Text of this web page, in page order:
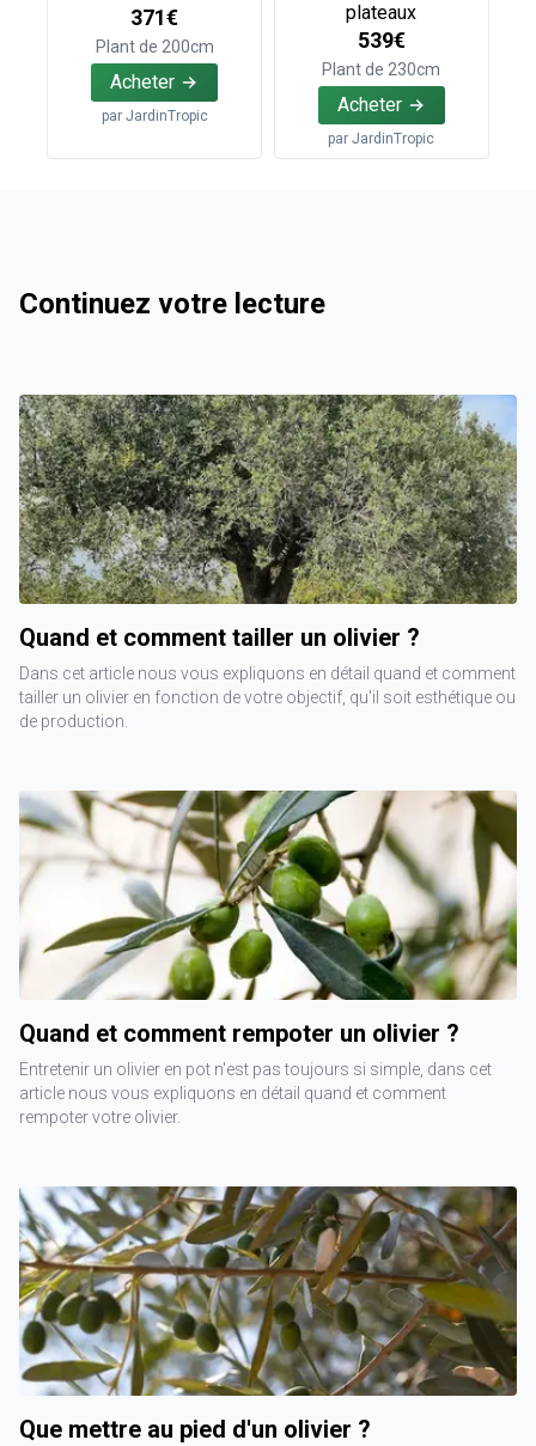
371€
Plant de 200cm
Acheter
par JardinTropic
plateaux
539€
Plant de 230cm
Acheter
parJardinTropic
Continuez votre lecture
Quand et comment tailler un olivier ?
Dans cet article nous vous expliquons en détail quand et comment
tailler un olivier en fonction de votre objectif, qu'il soit esthétique ou
de production.
Quand et comment rempoter un olivier ?
Entretenir un olivier en pot n'est pas toujours si simple, dans cet
article nous vous expliquons en détail quand et comment
rempoter votre olivier.
Que mettre au pied d'un olivier ?